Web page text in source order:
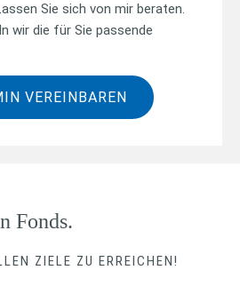
Sie sich von mir beraten.
wir die für Sie passende
VEREINBAREN
Fonds.
ZIELE ZU ERREICHEN!